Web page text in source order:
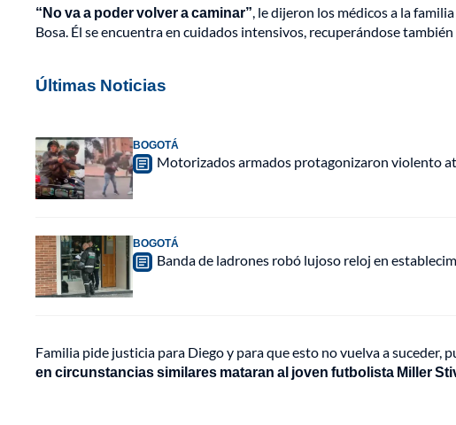
“No va a poder volver a caminar”, le dijeron los médicos a la
Bosa. Él se encuentra en cuidados intensivos, recuperándose
Últimas Noticias
BOGOTÁ
Motorizados armados protagonizaron violento
BOGOTÁ
Banda de ladrones robó lujoso reloj en
Familia pide justicia para Diego y para que esto no vuelva a suceder,
en circunstancias similares mataran al joven futbolista Miller